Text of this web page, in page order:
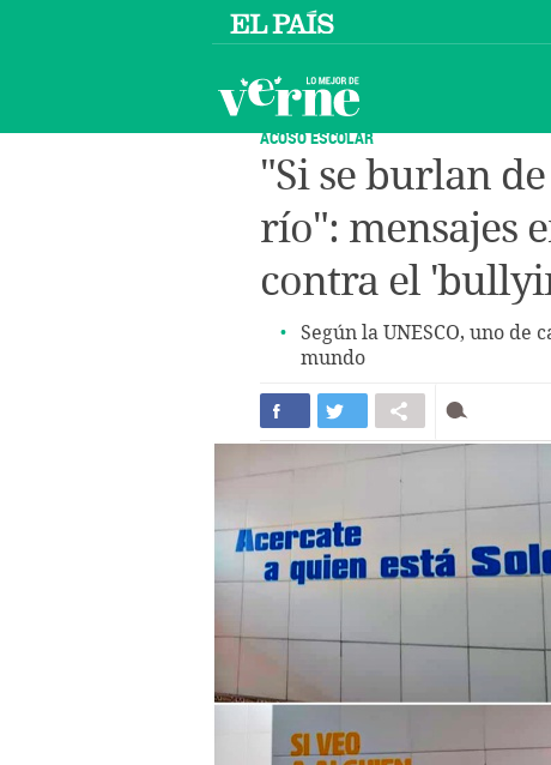
ACOSO ESCOLAR
"Si se burlan
río": mensajes
contra el
Según la UNESCO, uno de
mundo